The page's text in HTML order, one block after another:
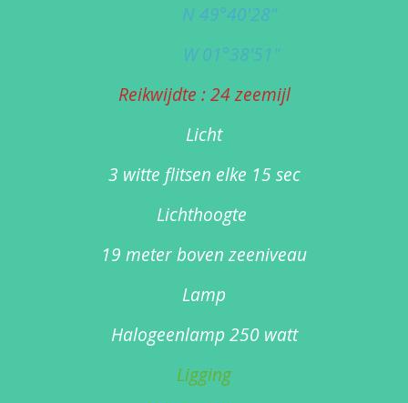
N 49°40'28"
W 01°38'51"
Reikwijdte : 24 zeemijl
Licht
3 witte flitsen elke 15 sec
Lichthoogte
19 meter boven zeeniveau
Lamp
Halogeenlamp 250 watt
Ligging